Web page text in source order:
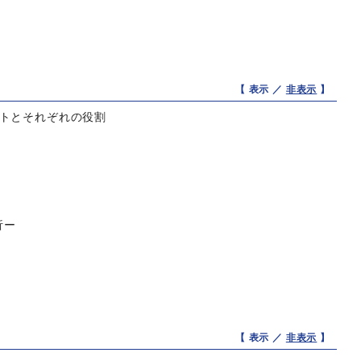
【 表示 ／ 非表示 】
とそれぞれの役割
ー
【 表示 ／ 非表示 】